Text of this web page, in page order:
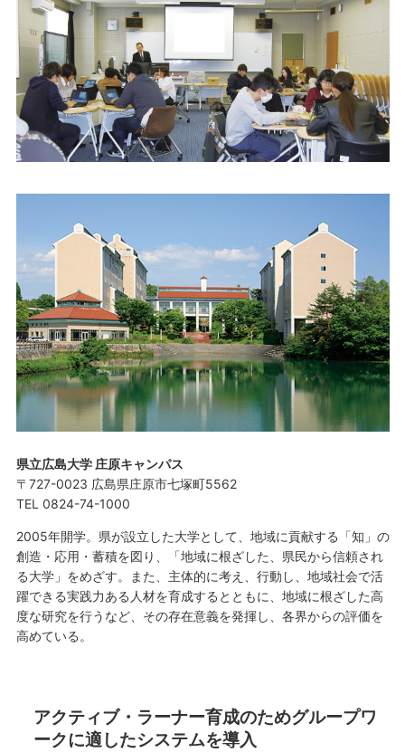
県立広島大学 庄原キャンパス
〒727-0023 広島県庄原市七塚町5562
TEL 0824-74-1000
2005年開学。県が設立した大学として、地域に貢献する「知」の
創造・応用・蓄積を図り、「地域に根ざした、県民から信頼され
る大学」をめざす。また、主体的に考え、行動し、地域社会で活
躍できる実践力ある人材を育成するとともに、地域に根ざした高
度な研究を行うなど、その存在意義を発揮し、各界からの評価を
高めている。
アクティブ・ラーナー育成のためグループワ
ークに適したシステムを導入